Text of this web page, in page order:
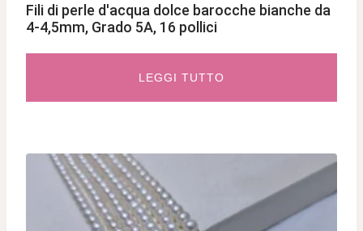
Fili di perle d'acqua dolce barocche bianche da
4-4,5mm, Grado 5A, 16 pollici
LEGGI TUTTO